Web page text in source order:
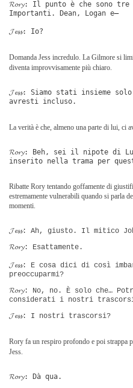
𝓡𝓸𝓻𝔂: Il punto è che sono
Importanti. Dean, Logan e―
𝓙𝓮𝓼𝓼: Io?
Domanda Jess incredulo. La Gilmore si
diventa improvvisamente più chiaro.
𝓙𝓮𝓼𝓼: Siamo stati insieme
avresti incluso.
La verità è che, almeno una parte di lui, ci
𝓡𝓸𝓻𝔂: Beh, sei il nipote di
inserito nella trama per
Ribatte Rory tentando goffamente di
estremamente vulnerabili quando si parla
momenti.
𝓙𝓮𝓼𝓼: Ah, giusto. Il mitico
𝓡𝓸𝓻𝔂: Esattamente.
𝓙𝓮𝓼𝓼: E cosa dici di così
preoccuparmi?
𝓡𝓸𝓻𝔂: No, no. È solo che…
considerati i nostri
𝓙𝓮𝓼𝓼: I nostri trascorsi?
Rory fa un respiro profondo e poi strappa
Jess.
𝓡𝓸𝓻𝔂: Dà qua.